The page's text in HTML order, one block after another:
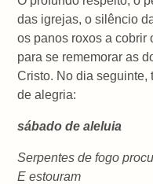
das igrejas, o silêncio
os panos roxos a cobrir
para se rememorar as
Cristo. No dia seguinte,
de alegria:
sábado de aleluia
Serpentes de fogo
E estouram